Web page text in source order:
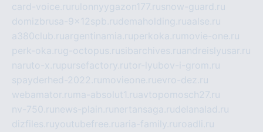
card-voice.ru rulonnyygazon177.rusnow-guard.ru
domizbrusa-9x12spb.rudemaholding.ruaalse.ru
a380club.ruargentinamia.ruperkoka.ru movie-one.ru
perk-oka.rug-octopus.rusibarchives.ruandreislyusar.ru
naruto-x.rupursefactory.rutor-lyubov-i-grom.ru
spayderhed-2022.ru movieone.ruevro-dez.ru
webamator.ru ma-absolut1.ruavtopomosch27.ru
nv-750.ru news-plain.ru nertansaga.rudelanalad.ru
dizfiles.ruyoutubefree.ruaria-family.ru roadli.ru